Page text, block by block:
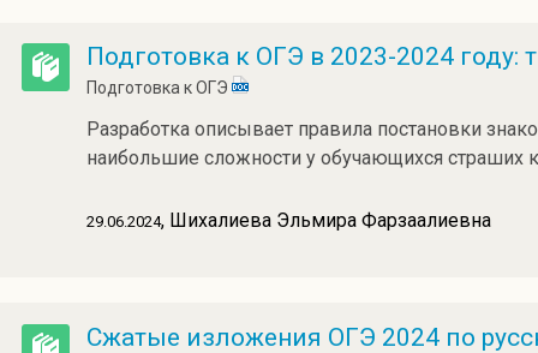
Подготовка к ОГЭ в 2023-2024 году:
Подготовка к ОГЭ
Разработка описывает правила постановки
наибольшие сложности у обучающихся страших
29.06.2024, Шихалиева Эльмира Фарзаалиевна
Сжатые изложения ОГЭ 2024 по